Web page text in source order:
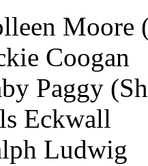
Moore
Coogan
Paggy
Eckwall
Ludwig